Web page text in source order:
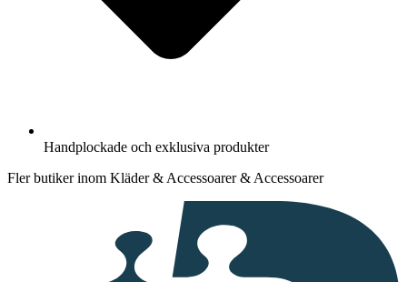
Handplockade och exklusiva produkter
Fler butiker inom Kläder & Accessoarer & Accessoarer